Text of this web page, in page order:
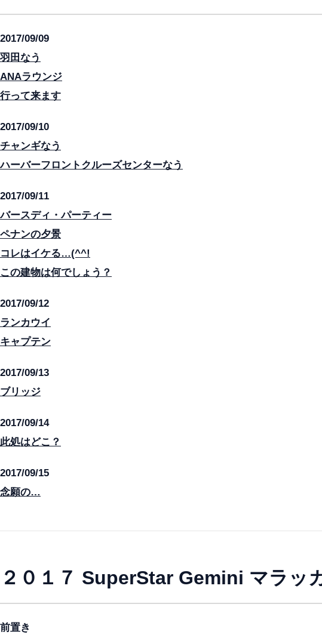
2017/09/09
羽田なう
ANAラウンジ
行って来ます
2017/09/10
チャンギなう
ハーバーフロントクルーズセンターなう
2017/09/11
バースディ・パーティー
ペナンの夕景
コレはイケる…(^^!
この建物は何でしょう？
2017/09/12
ランカウイ
キャプテン
2017/09/13
ブリッジ
2017/09/14
此処はどこ？
2017/09/15
念願の…
２０１７ SuperStar Gemini マラッ
前置き